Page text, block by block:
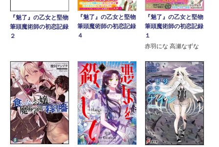
『魅了』の乙女と堅物
筆頭魔術師の初恋記録
２
『魅了』の乙女と堅物
筆頭魔術師の初恋記録
４
『魅了』の乙女と堅物
筆頭魔術師の初恋記録
１
赤羽にな 高瀬なずな